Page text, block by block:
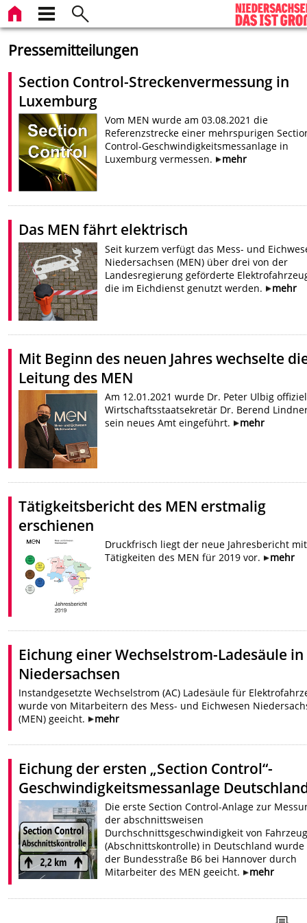
Pressemitteilungen
Section Control-Streckenvermessung in
Luxemburg
Vom MEN wurde am 03.08.2021 die
Referenzstrecke einer mehrspurigen
Control-Geschwindigkeitsmessanlage in
Luxemburg vermessen.
mehr
Das MEN fährt elektrisch
Seit kurzem verfügt das Mess- und
Niedersachsen (MEN) über drei von der
Landesregierung geförderte
die im Eichdienst genutzt werden.
mehr
Mit Beginn des neuen Jahres wechselte
Leitung des MEN
Am 12.01.2021 wurde Dr. Peter Ulbig
Wirtschaftsstaatsekretär Dr. Berend
sein neues Amt eingeführt.
mehr
Tätigkeitsbericht des MEN erstmalig
erschienen
Druckfrisch liegt der neue Jahresbericht
Tätigkeiten des MEN für 2019 vor.
mehr
Eichung einer Wechselstrom-Ladesäule in
Niedersachsen
Instandgesetzte Wechselstrom (AC) Ladesäule für
wurde von Mitarbeitern des Mess- und Eichwesen
(MEN) geeicht.
mehr
Eichung der ersten „Section Control“-
Geschwindigkeitsmessanlage
Die erste Section Control-Anlage zur
der abschnittsweisen
Durchschnittsgeschwindigkeit von
(Abschnittskontrolle) in Deutschland wurde
der Bundesstraße B6 bei Hannover durch
Mitarbeiter des MEN geeicht.
mehr